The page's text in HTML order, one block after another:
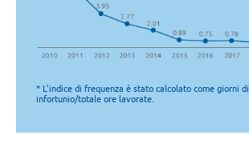
* L’indice di frequenza è stato calcolato come giorni
infortunio/totale ore lavorate.